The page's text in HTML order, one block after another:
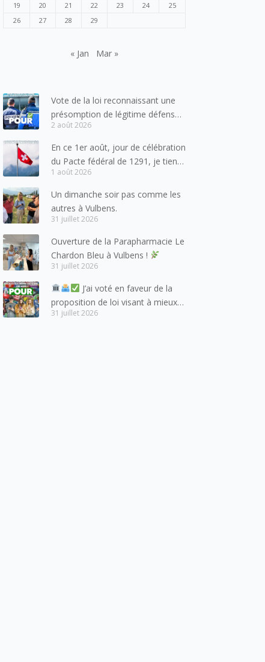
19
20 21 22 23 24
25
26
27 28 29
« Jan Mar »
Vote de la loi reconnaissant une
présomption de légitime défense
pour les forces de l’ordre
2 août 2026
En ce 1er août, jour de célébration
du Pacte fédéral de 1291, je tiens
à adresser mes meilleures
salutations à nos voisins et amis
suisses, et plus particulièrement
aux habitants du bassin genevois
lesquels la Haute-Savoie
entretient des liens étroits et
quotidiens.
1 août 2026
Un dimanche soir pas comme les
autres à Vulbens.
31 juillet 2026
Ouverture de la Parapharmacie Le
Chardon Bleu à Vulbens !
31 juillet 2026
J’ai voté en faveur de la
proposition de loi visant à mieux
protéger les mineurs des risques
31 juillet 2026